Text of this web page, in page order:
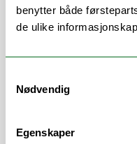
benytter både
de ulike
Nødvendig
Egenskaper
Professor,